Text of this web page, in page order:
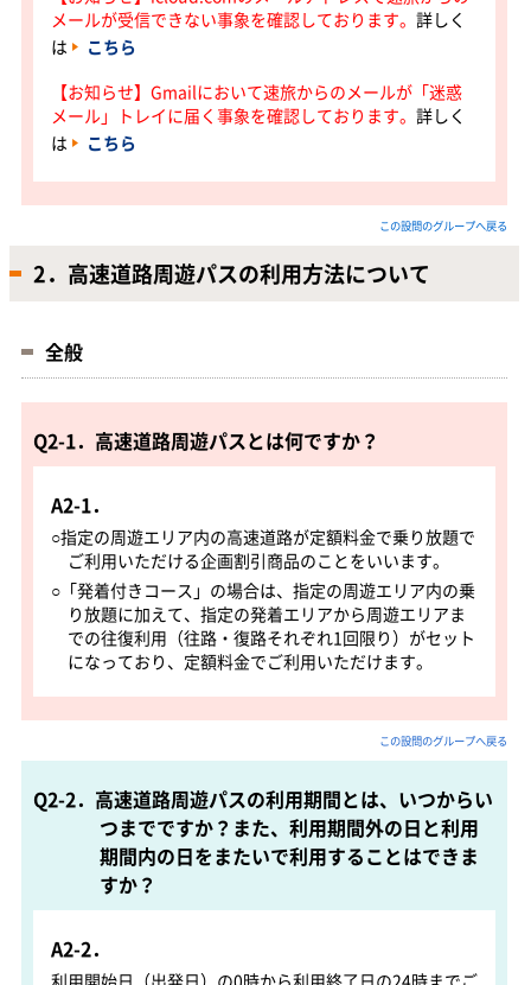
メールが受信できない事象を確認しております。 詳しく
は
こちら
【お知らせ】Gmailにおいて速旅からのメールが「迷惑
メール」トレイに届く事象を確認しております。 詳しく
は
こちら
この設問のグループへ戻る
2．高速道路周遊パスの利用方法について
全般
Q2-1．高速道路周遊パスとは何ですか？
A2-1．
○指定の周遊エリア内の高速道路が定額料金で乗り放題で
ご利用いただける企画割引商品のことをいいます。
○「発着付きコース」の場合は、指定の周遊エリア内の乗
り放題に加えて、指定の発着エリアから周遊エリアま
での往復利用（往路・復路それぞれ1回限り）がセット
になっており、定額料金でご利用いただけます。
この設問のグループへ戻る
Q2-2．高速道路周遊パスの利用期間とは、いつからい
つまでですか？また、利用期間外の日と利用
期間内の日をまたいで利用することはできま
すか？
A2-2．
利用開始日（出発日）の0時から利用終了日の24時までご